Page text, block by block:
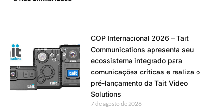
COP Internacional 2026 – Tait
Communications apresenta seu
ecossistema integrado para
comunicações críticas e realiza o
pré-lançamento da Tait Video
Solutions
7 de agosto de 2026